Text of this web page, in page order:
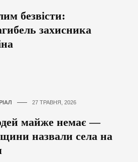
безвісти:
захисника
27 ТРАВНЯ, 2026
майже немає —
назвали села на